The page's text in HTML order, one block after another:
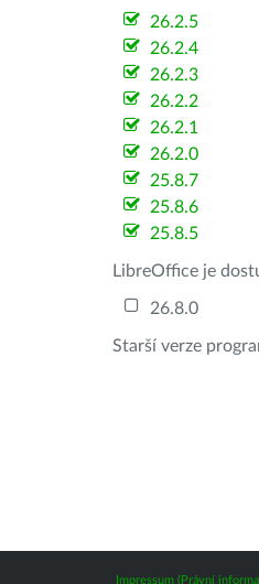
26.2.5
26.2.4
26.2.3
26.2.2
26.2.1
26.2.0
25.8.7
25.8.6
25.8.5
LibreOffice je
26.8.0
Starší verze
Impressum (Právní